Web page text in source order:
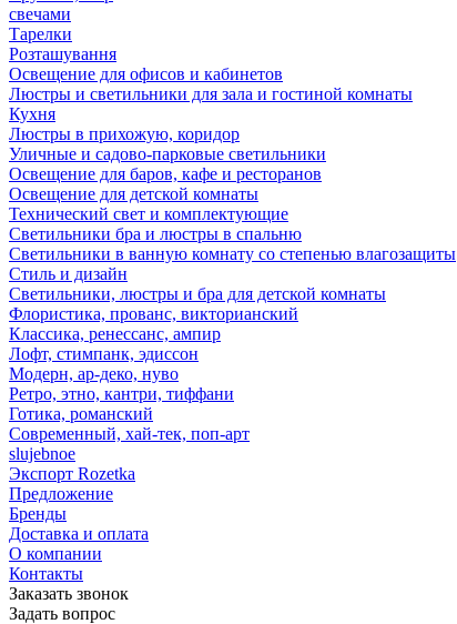
свечами
Тарелки
Розташування
Освещение для офисов и кабинетов
Люстры и светильники для зала и гостиной комнаты
Кухня
Люстры в прихожую, коридор
Уличные и садово-парковые светильники
Освещение для баров, кафе и ресторанов
Освещение для детской комнаты
Технический свет и комплектующие
Светильники бра и люстры в спальню
Светильники в ванную комнату со степенью влагозащиты
Стиль и дизайн
Светильники, люстры и бра для детской комнаты
Флористика, прованс, викторианский
Классика, ренессанс, ампир
Лофт, стимпанк, эдиссон
Модерн, ар-деко, нуво
Ретро, этно, кантри, тиффани
Готика, романский
Современный, хай-тек, поп-арт
slujebnoe
Экспорт Rozetka
Предложение
Бренды
Доставка и оплата
О компании
Контакты
Заказать звонок
Задать вопрос